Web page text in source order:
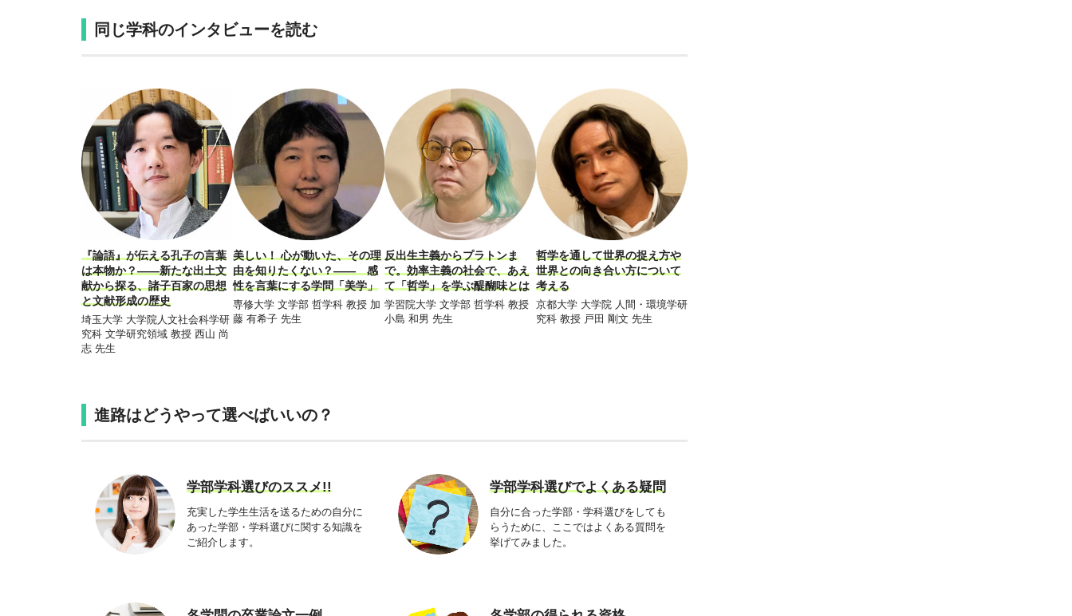
同じ学科のインタビューを読む
『論語』が伝える孔子の言葉
は本物か？――新たな出土文
献から探る、諸子百家の思想
と文献形成の歴史
埼玉大学 大学院人文社会科学研
究科 文学研究領域 教授 西山 尚
志 先生
美しい！ 心が動いた、その理
由を知りたくない？―― 感
性を言葉にする学問「美学」
専修大学 文学部 哲学科 教授 加
藤 有希子 先生
反出生主義からプラトンま
で。効率主義の社会で、あえ
て「哲学」を学ぶ醍醐味とは
学習院大学 文学部 哲学科 教授
小島 和男 先生
哲学を通して世界の捉え方や
世界との向き合い方について
考える
京都大学 大学院 人間・環境学研
究科 教授 戸田 剛文 先生
進路はどうやって選べばいいの？
学部学科選びのススメ!!
充実した学生生活を送るための自分に
あった学部・学科選びに関する知識を
ご紹介します。
学部学科選びでよくある疑問
自分に合った学部・学科選びをしても
らうために、ここではよくある質問を
挙げてみました。